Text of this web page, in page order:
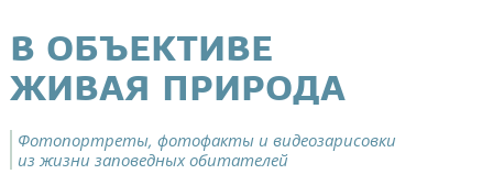
В ОБЪЕКТИВЕ
ЖИВАЯ ПРИРОДА
Фотопортреты, фотофакты и видеозарисовки
из жизни заповедных обитателей